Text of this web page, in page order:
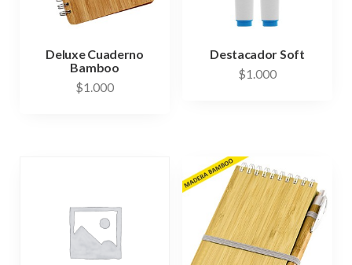
Deluxe Cuaderno
Bamboo
$1.000
Destacador Soft
$1.000